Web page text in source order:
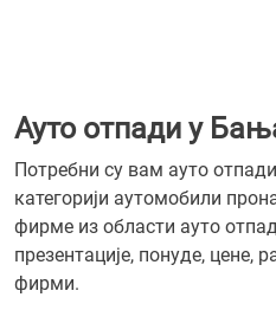
Ауто отпади у
Потребни су вам ауто
категорији аутомобили
фирме из области ауто
презентације, понуде, цене,
фирми.